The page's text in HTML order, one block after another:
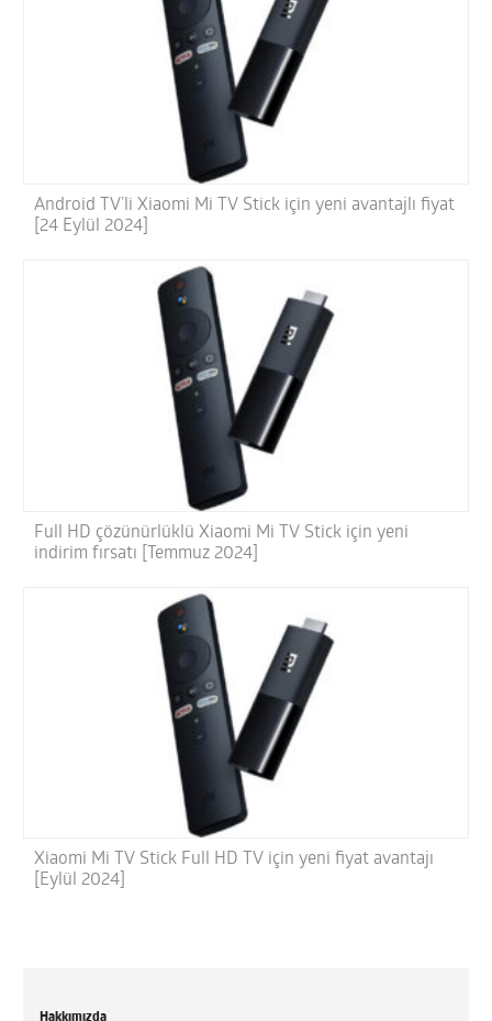
Android TV’li Xiaomi Mi TV Stick için yeni avantajlı fiyat
[24 Eylül 2024]
Full HD çözünürlüklü Xiaomi Mi TV Stick için yeni
indirim fırsatı [Temmuz 2024]
Xiaomi Mi TV Stick Full HD TV için yeni fiyat avantajı
[Eylül 2024]
Hakkımızda